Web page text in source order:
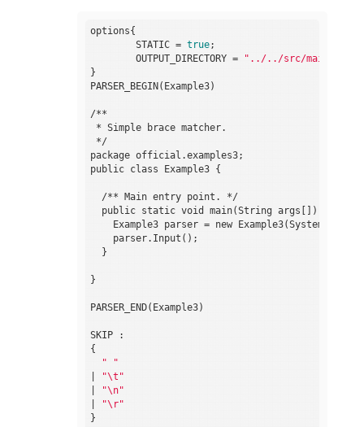
options{
        STATIC =
true;
        OUTPUT_DIRECTORY =
"../../src/main/java/
}
PARSER_BEGIN(Example3)
/**
* Simple brace matcher.
*/
package official.examples3;
public class Example3 {
  /** Main entry point. */
public static void main(String args[]) throws
    Example3 parser = new Example3(System.in);
    parser.Input();
  }
}
PARSER_END(Example3)
SKIP :
{
" "
"\t"
"\n"
"\r"
}